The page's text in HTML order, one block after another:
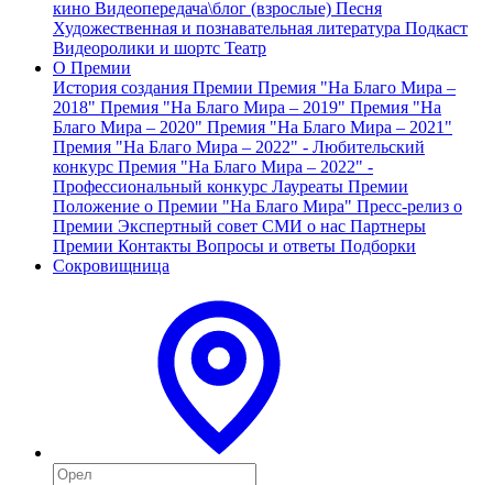
кино Видеопередача\блог (взрослые) Песня
Художественная и познавательная литература Подкаст
Видеоролики и шортс Театр
О Премии
История создания Премии Премия "На Благо Мира –
2018" Премия "На Благо Мира – 2019" Премия "На
Благо Мира – 2020" Премия "На Благо Мира – 2021"
Премия "На Благо Мира – 2022" - Любительский
конкурс Премия "На Благо Мира – 2022" -
Профессиональный конкурс Лауреаты Премии
Положение о Премии "На Благо Мира" Пресс-релиз о
Премии Экспертный совет СМИ о нас Партнеры
Премии Контакты Вопросы и ответы Подборки
Сокровищница